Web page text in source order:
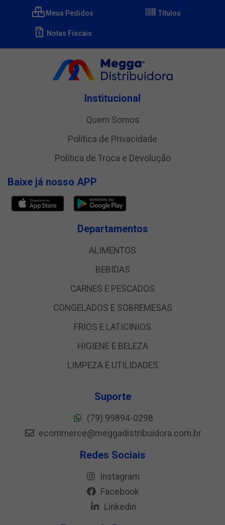
Meus Pedidos Títulos
Notas Fiscais
Institucional
Quem Somos
Política de Privacidade
Política de Troca e Devolução
Baixe já nosso APP
Departamentos
ALIMENTOS
BEBIDAS
CARNES E PESCADOS
CONGELADOS E SOBREMESAS
FRIOS E LATICINIOS
HIGIENE E BELEZA
LIMPEZA E UTILIDADES
Suporte
(79) 99894-0298
ecommerce@meggadistribuidora.com.br
Redes Sociais
Instagram
Facebook
Linkedin